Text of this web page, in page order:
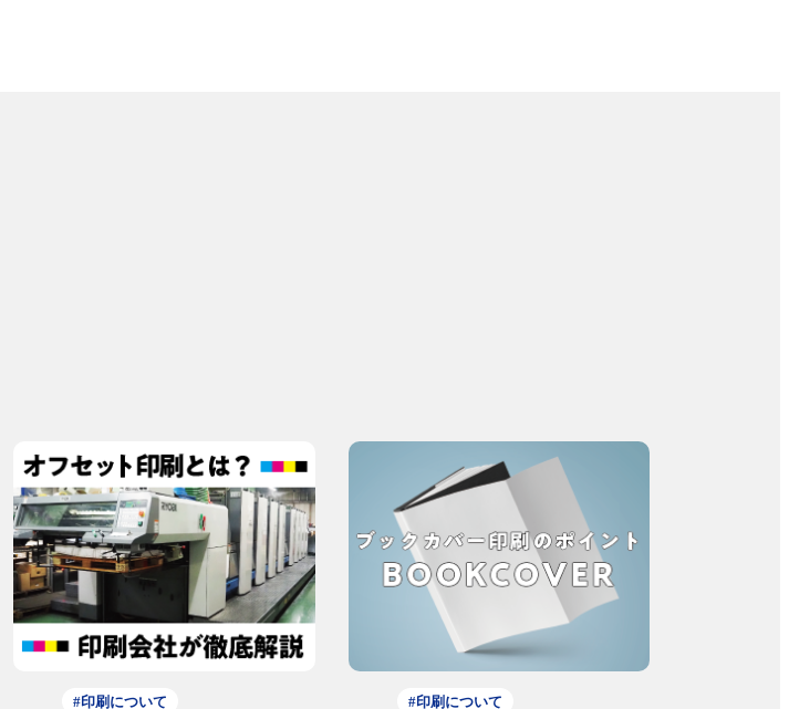
#印刷について #印刷について